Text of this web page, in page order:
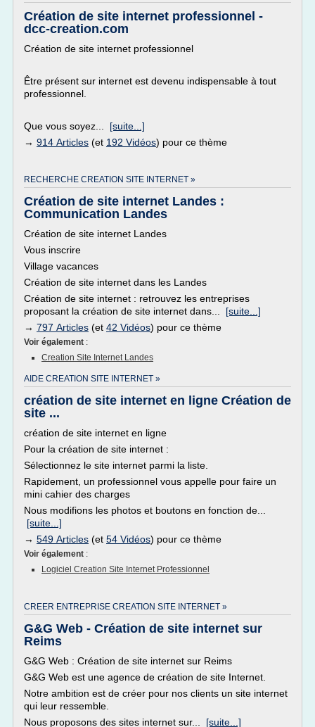
Création de site internet professionnel -
dcc-creation.com
Création de site internet professionnel
Être présent sur internet est devenu indispensable à tout
professionnel.
Que vous soyez... [suite...]
→ 914 Articles (et 192 Vidéos) pour ce thème
RECHERCHE CREATION SITE INTERNET »
Création de site internet Landes :
Communication Landes
Création de site internet Landes
Vous inscrire
Village vacances
Création de site internet dans les Landes
Création de site internet : retrouvez les entreprises
proposant la création de site internet dans... [suite...]
→ 797 Articles (et 42 Vidéos) pour ce thème
Voir également :
Creation Site Internet Landes
AIDE CREATION SITE INTERNET »
création de site internet en ligne Création de
site ...
création de site internet en ligne
Pour la création de site internet :
Sélectionnez le site internet parmi la liste.
Rapidement, un professionnel vous appelle pour faire un
mini cahier des charges
Nous modifions les photos et boutons en fonction de...
[suite...]
→ 549 Articles (et 54 Vidéos) pour ce thème
Voir également :
Logiciel Creation Site Internet Professionnel
CREER ENTREPRISE CREATION SITE INTERNET »
G&G Web - Création de site internet sur
Reims
G&G Web : Création de site internet sur Reims
G&G Web est une agence de création de site Internet.
Notre ambition est de créer pour nos clients un site internet
qui leur ressemble.
Nous proposons des sites internet sur... [suite...]